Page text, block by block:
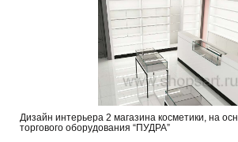
Дизайн интерьера 2 магазина косметики, на
торгового оборудования “ПУДРА”